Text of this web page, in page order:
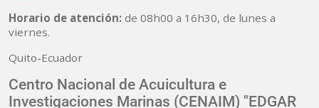
Horario de atención: de 08h00 a 16h30, de lunes a
viernes.
Quito-Ecuador
Centro Nacional de Acuicultura e
Investigaciones Marinas (CENAIM) "EDGAR